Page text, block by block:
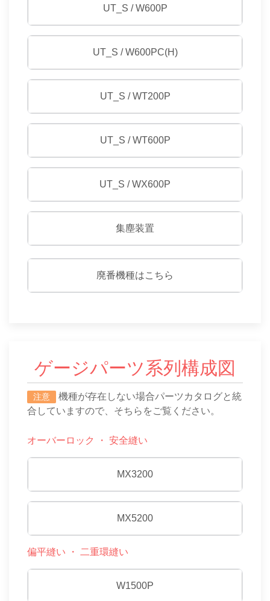
UT_S / W600P
UT_S / W600PC(H)
UT_S / WT200P
UT_S / WT600P
UT_S / WX600P
集塵装置
廃番機種はこちら
ゲージパーツ系列構成図
注意
機種が存在しない場合パーツカタログと統
合していますので、そちらをご覧ください。
オーバーロック ・ 安全縫い
MX3200
MX5200
偏平縫い ・ 二重環縫い
W1500P